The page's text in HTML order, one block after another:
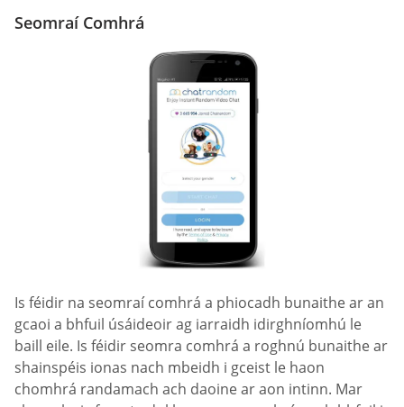
Seomraí Comhrá
Is féidir na seomraí comhrá a phiocadh bunaithe ar an
gcaoi a bhfuil úsáideoir ag iarraidh idirghníomhú le
baill eile. Is féidir seomra comhrá a roghnú bunaithe ar
shainspéis ionas nach mbeidh i gceist le haon
chomhrá randamach ach daoine ar aon intinn. Mar